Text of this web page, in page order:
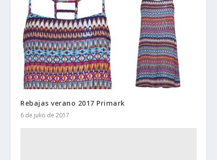
Rebajas verano 2017 Primark
6 de julio de 2017